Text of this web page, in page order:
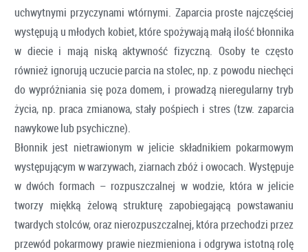
uchwytnymi przyczynami wtórnymi. Zaparcia proste najczęściej
występują u młodych kobiet, które spożywają małą ilość błonnika
w diecie i mają niską aktywność fizyczną. Osoby te często
również ignorują uczucie parcia na stolec, np. z powodu niechęci
do wypróżniania się poza domem, i prowadzą nieregularny tryb
życia, np. praca zmianowa, stały pośpiech i stres (tzw. zaparcia
nawykowe lub psychiczne).
Błonnik jest nietrawionym w jelicie składnikiem pokarmowym
występującym w warzywach, ziarnach zbóż i owocach. Występuje
w dwóch formach – rozpuszczalnej w wodzie, która w jelicie
tworzy miękką żelową strukturę zapobiegającą powstawaniu
twardych stolców, oraz nierozpuszczalnej, która przechodzi przez
przewód pokarmowy prawie niezmieniona i odgrywa istotną rolę